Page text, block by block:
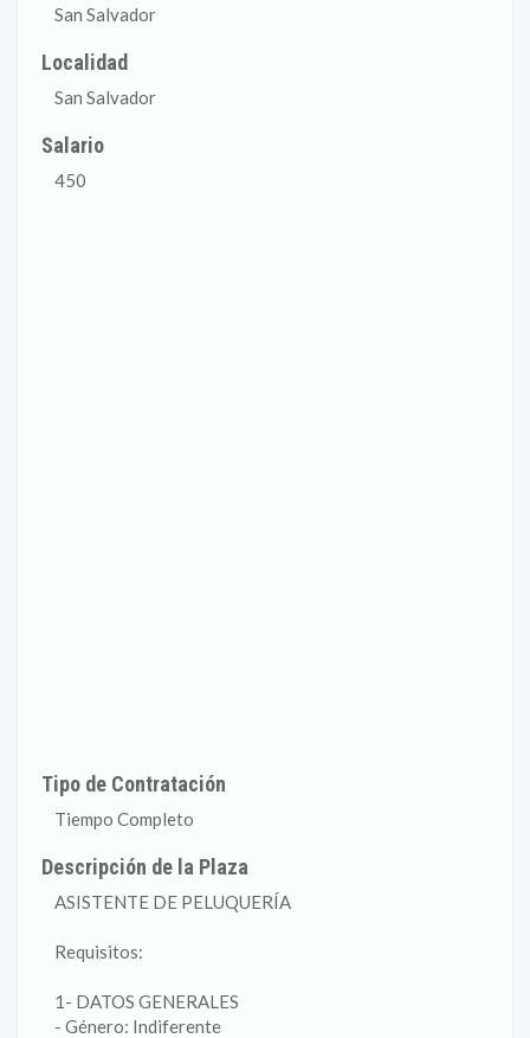
San Salvador
Localidad
San Salvador
Salario
450
Tipo de Contratación
Tiempo Completo
Descripción de la Plaza
ASISTENTE DE PELUQUERÍA
Requisitos:
1- DATOS GENERALES
- Género: Indiferente